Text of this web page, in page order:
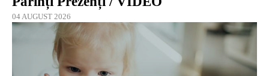
04 AUGUST 2026